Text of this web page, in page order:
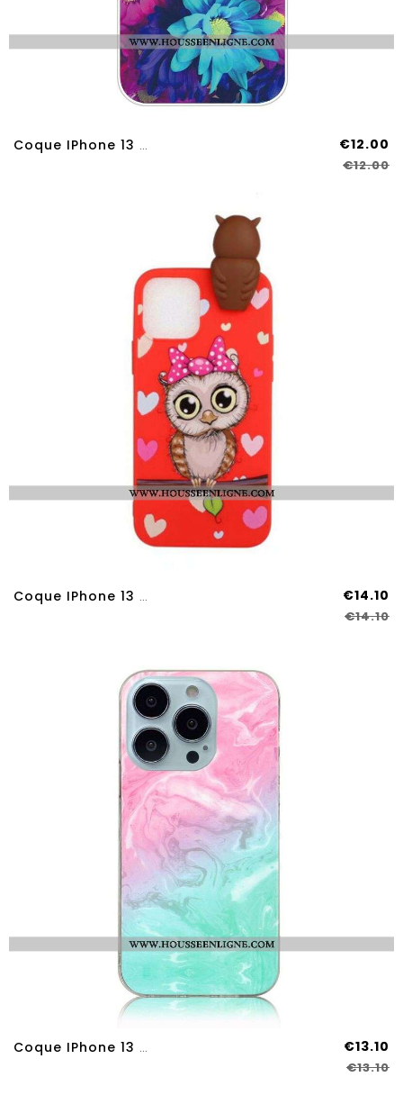
Coque IPhone 13 Pro Max Flexible Fleurs €12.00
€12.00
Coque IPhone 13 Pro Max Miss Hibou 3D €14.10
€14.10
Coque IPhone 13 Pro Max Marbre Simplifié €13.10
€13.10